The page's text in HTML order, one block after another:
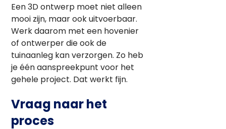
Een 3D ontwerp moet niet alleen
mooi zijn, maar ook uitvoerbaar.
Werk daarom met een hovenier
of ontwerper die ook de
tuinaanleg kan verzorgen. Zo heb
je één aanspreekpunt voor het
gehele project. Dat werkt fijn.
Vraag naar het
proces